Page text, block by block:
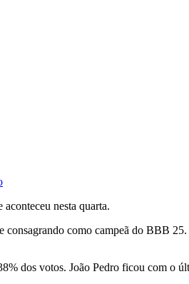
nesta quarta.
como campeã do BBB
dos votos. João Pedro ficou com o